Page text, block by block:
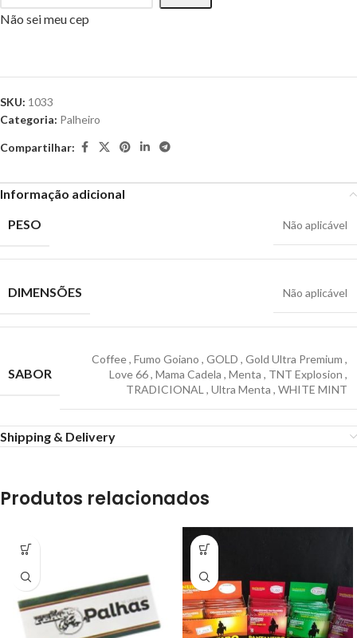
Não sei meu cep
SKU: 1033
Categoria: Palheiro
Compartilhar:
Informação adicional
PESO
Não aplicável
DIMENSÕES Não aplicável
SABOR
Coffee, Fumo Goiano , GOLD , Gold Ultra Premium ,
Love 66, Mama Cadela , Menta , TNT Explosion ,
TRADICIONAL , Ultra Menta , WHITE MINT
Shipping & Delivery
Produtos relacionados